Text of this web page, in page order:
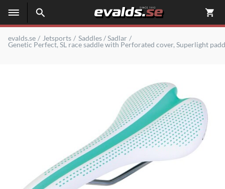
evalds.se Jetsports
Saddles / Sadlar
Genetic Perfect, SL race saddle with Perforated cover, Superlight